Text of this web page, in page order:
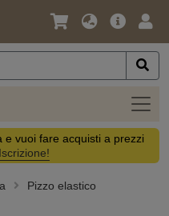
Lingua
Valuta
Offerta
e vuoi fare acquisti a prezzi
Iscrizione!
Pizzo elastico